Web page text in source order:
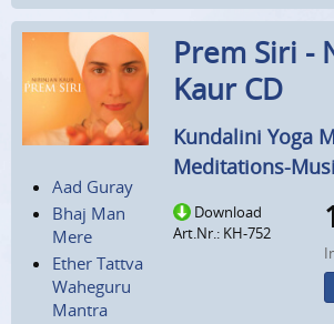
Menü Suche Info
Aad Guray
Bhaj Man
Mere
Ether Tattva
Waheguru
Mantra
Prem Siri -
Kaur CD
Kundalini Yoga
Meditations-
Download
Art.Nr.: KH-752